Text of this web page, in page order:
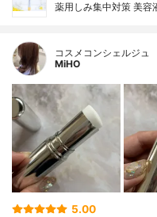
薬用しみ集中対策 美容
コスメコンシェルジュ
MiHO
5.00